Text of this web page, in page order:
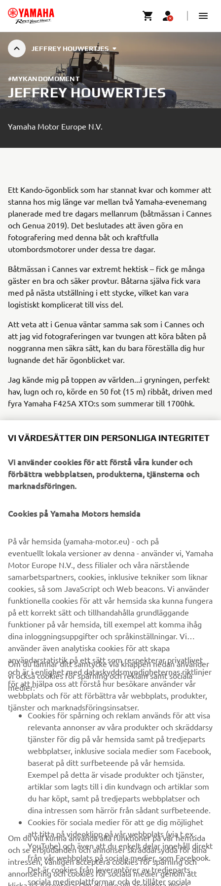
JEFFREY HOUWERTJES
#MYKANDOMOMENT
JEFFREY HOUWERTJES
Yamaha Motor Europe N.V.
Ett Kando-ögonblick som har stannat kvar och kommer att
stanna hos mig länge var mellan två Yamaha-evenemang
planerade med tre dagars mellanrum (båtmässan i Cannes
och Genua 2019). Det beslutades att även göra en
fotografering med denna båt och kraftfulla
utombordsmotorer under dessa tre dagar.
Båtmässan i Cannes var extremt hektisk – fick ge många
gäster en bra och säker provtur. Båtarna själva fick vara
med på nästa utställning i ett stycke, vilket kan vara
logistiskt komplicerat till viss del.
Att veta att i Genua väntar samma sak som i Cannes och
att jag vid fotograferingen var tvungen att köra båten på
noggranna men säkra sätt, kan du bara föreställa dig hur
lugnande det här ögonblicket var.
Jag kände mig på toppen av världen...i gryningen, perfekt
hav, lugn och ro, körde en 50 fot (15 m) ribbåt, driven med
fyra Yamaha F425A XTO:s som summerar till 1700hk.
Den blandningen av lugn, glädje och spänning ger mig
fortfarande gåshud.
©Yamaha Motor Europe N.V. / Yamaha Motor Co., Ltd.
aldrig användas för kommersiella eller icke-kommersiella
ändamål utan uttryckligt skriftligt medgivande från
Yamaha Motor Europe N.V. och/eller Yamaha Motor Co.,
Ltd.
Kör alltid på ett säkert sätt och följ gällande trafikregler
och lagar.
FÖRETAG
B2B
UTFORSKA YAMAHA
FAQ & SUPPORT
NYHETSBREV
Bli först att ta del av de senaste erbjudandena, evenemangen,
nyheterna och mycket mer
PRENUMERERA
VI VÄRDESÄTTER DIN PERSONLIGA INTEGRITET
Vi använder cookies för att förstå våra kunder och
förbättra webbplatsen, produkterna, tjänsterna och
marknadsföringen.
Cookies på Yamaha Motors hemsida
På vår hemsida (yamaha-motor.eu) - och på
eventuellt lokala versioner av denna - använder vi, Yamaha
Motor Europe N.V., dess filialer och våra närstående
samarbetspartners, cookies, inklusive tekniker som liknar
cookies, så som JavaScript och Web beacons. Vi använder
funktionella cookies för att vår hemsida ska kunna fungera
på ett korrekt sätt och tillhandahålla grundläggande
funktioner på vår hemsida, till exempel att komma ihåg
dina inloggningsuppgifter och språkinställningar. Vi
använder även analytiska cookies för att skapa
användarstatistik på ett sätt som respekterar privatlivet
och är i enlighet med dataskyddsmyndigheternas riktlinjer
för att hjälpa oss att förstå hur besökare använder vår
webbplats och för att förbättra vår webbplats, produkter,
tjänster och marknadsföringsinsatser.
Om du lämnar ditt samtycke via knappen nedan använder
vi också cookies för spårning och reklam samt sociala
medier:
Cookies för spårning och reklam används för att visa
relevanta annonser av våra produkter och skräddarsy
tjänster för dig på vår hemsida samt på tredjeparts
webbplatser, inklusive sociala medier som Facebook,
baserat på ditt surfbeteende på vår hemsida.
Exempel på detta är visade produkter och tjänster,
artiklar som lagts till i din kundvagn och artiklar som
du har köpt, samt på tredjeparts webbplatser och
dina intressen som härrör från sådant surfbeteende.
Cookies för sociala medier för att ge dig möjlighet
att titta på videoklipp på vår webbplats (via t.ex.
YouTube) och även att du enkelt delar innehåll direkt
från vår webbplats på sociala medier, som Facebook.
Det är cookies från leverantörer av tredjeparts
sociala medieplattformar och de tillåter sociala
Om du vill kunna använda alla funktioner på vår hemsida
och se erbjudanden och annonser skräddarsydda för dina
intressen, vänligen acceptera cookies för spårning och
annonsering och cookies för sociala medier genom att